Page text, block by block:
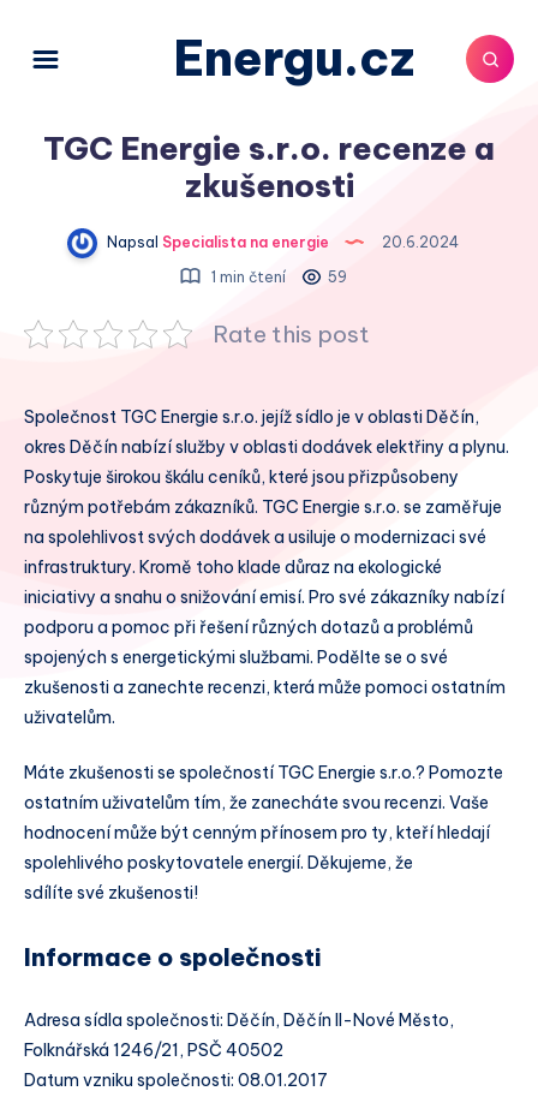
Energu.cz
TGC Energie s.r.o. recenze a
zkušenosti
Napsal Specialista na energie
20.6.2024
1 min čtení
59
Rate this post
Společnost TGC Energie s.r.o. jejíž sídlo je v oblasti Děčín,
okres Děčín nabízí služby v oblasti dodávek elektřiny a plynu.
Poskytuje širokou škálu ceníků, které jsou přizpůsobeny
různým potřebám zákazníků. TGC Energie s.r.o. se zaměřuje
na spolehlivost svých dodávek a usiluje o modernizaci své
infrastruktury. Kromě toho klade důraz na ekologické
iniciativy a snahu o snižování emisí. Pro své zákazníky nabízí
podporu a pomoc při řešení různých dotazů a problémů
spojených s energetickými službami. Podělte se o své
zkušenosti a zanechte recenzi, která může pomoci ostatním
uživatelům.
Máte zkušenosti se společností TGC Energie s.r.o.? Pomozte
ostatním uživatelům tím, že zanecháte svou recenzi. Vaše
hodnocení může být cenným přínosem pro ty, kteří hledají
spolehlivého poskytovatele energií. Děkujeme, že
sdílíte své zkušenosti!
Informace o společnosti
Adresa sídla společnosti: Děčín, Děčín II-Nové Město,
Folknářská 1246/21, PSČ 40502
Datum vzniku společnosti: 08.01.2017